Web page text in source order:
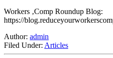
Workers ‚Comp Roundup Blog:
https://
Author: admin
Filed Under: Articles